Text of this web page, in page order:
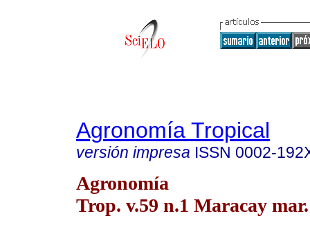
Agronomía Tropical
versión impresa ISSN 0002-
Agronomía
Trop. v.59 n.1 Maracay